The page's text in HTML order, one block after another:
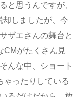
と思うんですが、
却しましたが、今
ザエさんの舞台と
CMがたくさん見
んな中、ショート
ゃったりしている